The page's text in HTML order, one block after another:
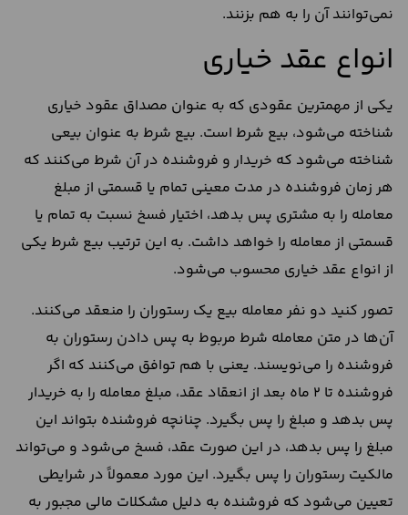
نمی‌توانند آن را به هم بزنند.
انواع عقد خیاری
یکی از مهمترین عقودی که به‌ عنوان مصداق عقود خیاری
شناخته می‌شود، بیع شرط است. بیع شرط به‌ عنوان بیعی
شناخته می‌شود که خریدار و فروشنده در آن شرط می‌کنند که
هر زمان فروشنده در مدت معینی تمام یا قسمتی از مبلغ
معامله را به مشتری پس بدهد، اختیار فسخ نسبت ‌به تمام یا
قسمتی از معامله را خواهد داشت. به ‌این‌ ترتیب بیع شرط یکی
از انواع عقد خیاری محسوب می‌شود.
تصور کنید دو نفر معامله بیع یک رستوران را منعقد می‌کنند.
آن‌ها در متن معامله شرط مربوط به پس دادن رستوران به
فروشنده را می‌نویسند. یعنی با هم توافق می‌کنند که اگر
فروشنده تا ۲ ماه بعد از انعقاد عقد، مبلغ معامله را به خریدار
پس بدهد و مبلغ را پس بگیرد. چنانچه فروشنده بتواند این
مبلغ را پس بدهد، در این‌ صورت عقد، فسخ می‌شود و می‌تواند
مالکیت رستوران را پس بگیرد. این مورد معمولاً در شرایطی
تعیین می‌شود که فروشنده به دلیل مشکلات مالی مجبور به